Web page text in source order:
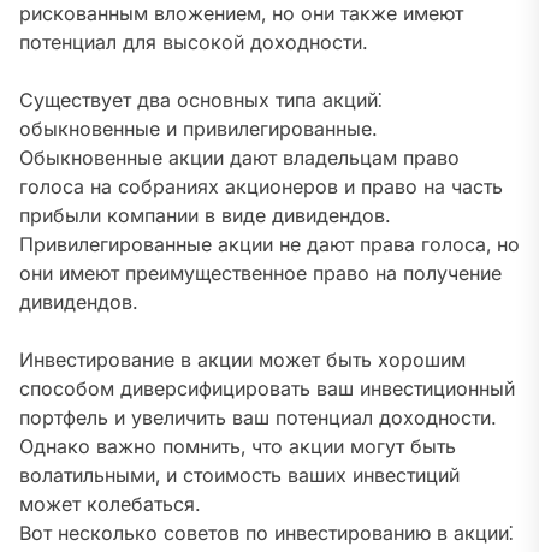
рискованным вложением‚ но они также имеют
потенциал для высокой доходности.
Существует два основных типа акций⁚
обыкновенные и привилегированные.
Обыкновенные акции дают владельцам право
голоса на собраниях акционеров и право на часть
прибыли компании в виде дивидендов.
Привилегированные акции не дают права голоса‚ но
они имеют преимущественное право на получение
дивидендов.
Инвестирование в акции может быть хорошим
способом диверсифицировать ваш инвестиционный
портфель и увеличить ваш потенциал доходности.
Однако важно помнить‚ что акции могут быть
волатильными‚ и стоимость ваших инвестиций
может колебаться.
Вот несколько советов по инвестированию в акции⁚